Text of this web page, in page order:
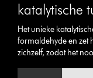
katalytische
Het unieke
formaldehyde en zet
zichzelf, zodat het